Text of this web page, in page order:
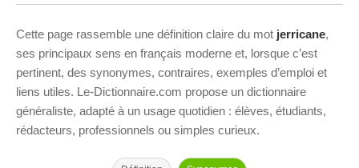
Cette page rassemble une définition claire du mot jerricane,
ses principaux sens en français moderne et, lorsque c’est
pertinent, des synonymes, contraires, exemples d’emploi et
liens utiles. Le-Dictionnaire.com propose un dictionnaire
généraliste, adapté à un usage quotidien : élèves, étudiants,
rédacteurs, professionnels ou simples curieux.